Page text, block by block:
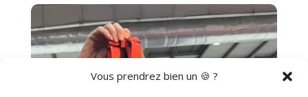
Vous prendrez bien un 🍪 ?